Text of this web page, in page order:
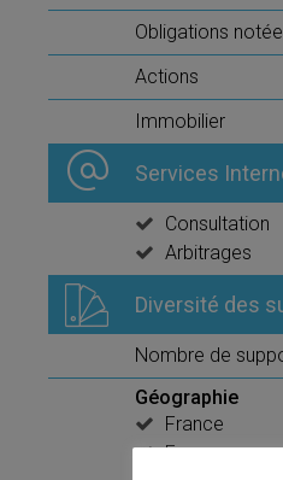
Obligations
Actions
Immobilier
Services
Consultation
Arbitrages
Diversité des
Nombre de
Géographie
France
Europe